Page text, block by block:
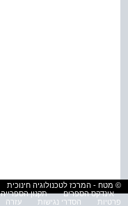
© מטח - המרכז לטכנולוגיה חינוכית
אינדקס הספרים
תקנון הספרייה
פרטיות
הסדרי נגישות עזרה